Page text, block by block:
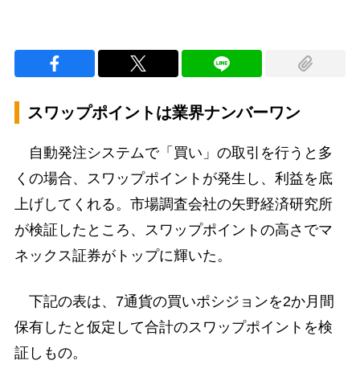
スワップポイントは業界ナンバーワン
自動発注システムで「買い」の取引を行うと多
くの場合、スワップポイントが発生し、利益を底
上げしてくれる。市場調査会社の矢野経済研究所
が検証したところ、スワップポイントの高さでマ
ネックス証券がトップに輝いた。
下記の表は、7通貨の買いポシジョンを2か月間
保有したと仮定して合計のスワップポイントを検
証しもの。